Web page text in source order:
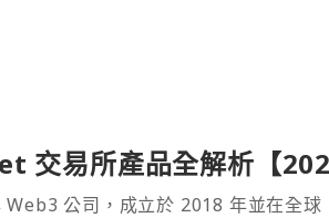
易所產品全解析【
公司，成立於 2018 年並在全球